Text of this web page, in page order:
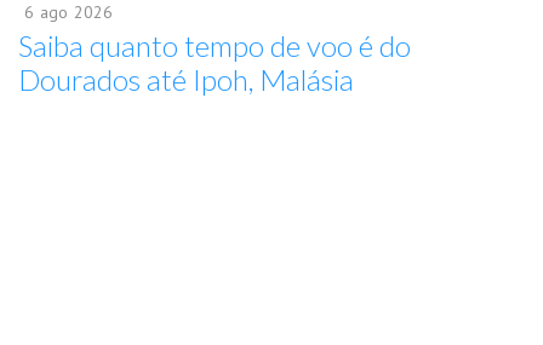
6 ago 2026
Saiba quanto tempo de voo é do
Dourados até Ipoh, Malásia